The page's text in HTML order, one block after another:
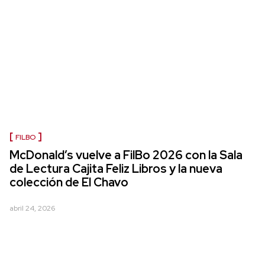
FILBO
McDonald’s vuelve a FilBo 2026 con la Sala
de Lectura Cajita Feliz Libros y la nueva
colección de El Chavo
abril 24, 2026